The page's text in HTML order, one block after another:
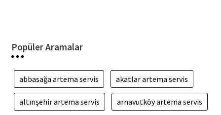
Popüler Aramalar
abbasağa artema servis akatlar artema servis
altınşehir artema servis arnavutköy artema servis